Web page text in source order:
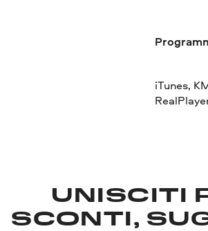
iTunes,
UNISCITI
SCONTI,